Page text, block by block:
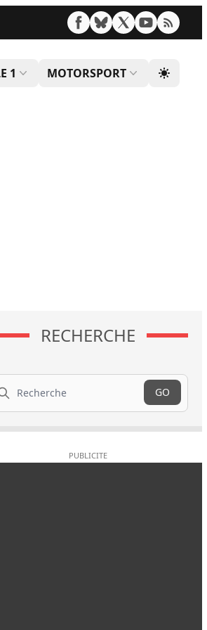
1 MOTORSPORT
RECHERCHE
GO